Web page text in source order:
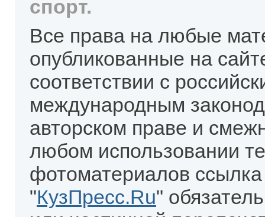
спорт.
Все права на любые
опубликованные на
соответствии с
международным
авторском праве и
любом использовании
фотоматериалов
"КузПресс.Ru"